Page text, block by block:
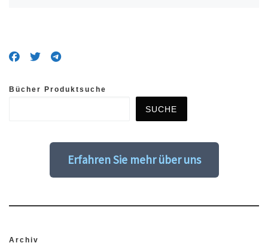
Bücher Produktsuche
SUCHE
Erfahren Sie mehr über uns
Archiv